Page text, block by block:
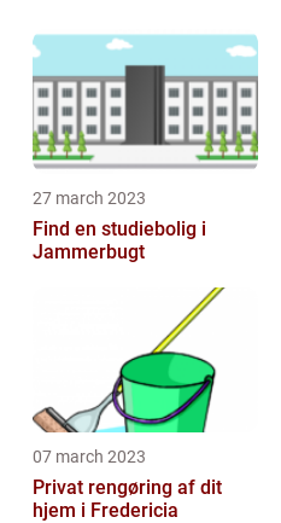
27 march 2023
Find en studiebolig i
Jammerbugt
07 march 2023
Privat rengøring af dit
hjem i Fredericia